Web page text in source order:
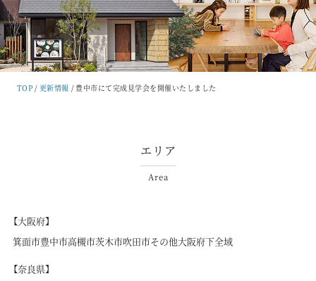
TOP 更新情報 豊中市にて完成見学会を開催いたしました
エリア
Area
【大阪府】
箕面市豊中市高槻市茨木市吹田市その他大阪府下全域
【奈良県】